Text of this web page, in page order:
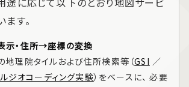
す。
示・住所→座標の変換
地理院タイルおよび住所検索等（GSI ／
ジオコーディング実験）をベースに、 必要